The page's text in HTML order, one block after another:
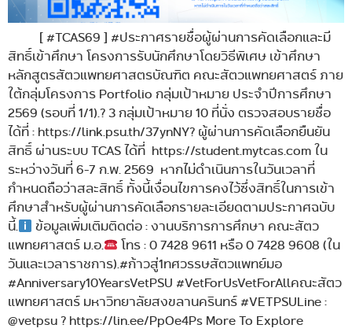
[ #TCAS69 ] #ประกาศรายชื่อผู้ผ่านการคัดเลือกและมี
สิทธิ์เข้าศึกษา โครงการรับนักศึกษาโดยวิธีพิเศษ เข้าศึกษา
หลักสูตรสัตวแพทยศาสตรบัณฑิต คณะสัตวแพทยศาสตร์ ภาย
ใต้กลุ่มโครงการ Portfolio กลุ่มเป้าหมาย ประจำปีการศึกษา
2569 (รอบที่ 1/1).? 3 กลุ่มเป้าหมาย 10 ที่นั่ง ตรวจสอบรายชื่อ
ได้ที่ : https://link.psu.th/37ynNY? ผู้ผ่านการคัดเลือกยืนยัน
สิทธิ์ ผ่านระบบ TCAS ได้ที่ https://student.mytcas.com ใน
ระหว่างวันที่ 6-7 ก.พ. 2569 หากไม่ดำเนินการในวันเวลาที่
กำหนดถือว่าสละสิทธิ์ ทั้งนี้เงื่อนไขการคงไว้ซึ่งสิทธิ์ในการเข้า
ศึกษาสำหรับผู้ผ่านการคัดเลือกรายละเอียดตามประกาศฉบับ
นี้.
ข้อมูลเพิ่มเติมติดต่อ : งานบริการการศึกษา คณะสัตว
แพทยศาสตร์ ม.อ.
โทร : 0 7428 9611 หรือ 0 7428 9608 (ใน
วันและเวลาราชการ).#ก้าวสู่1ทศวรรษสัตวแพทย์มอ
#Anniversary10YearsVetPSU #VetForUsVetForAllคณะสัตว
แพทยศาสตร์ มหาวิทยาลัยสงขลานครินทร์ #VETPSULine :
@vetpsu ? https://lin.ee/PpOe4Ps More To Explore